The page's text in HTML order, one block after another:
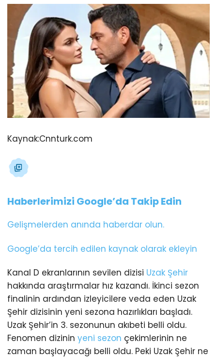
Kaynak:Cnnturk.com
Haberlerimizi Google’da Takip Edin
Gelişmelerden anında haberdar olun.
Google’da tercih edilen kaynak olarak ekleyin
Kanal D ekranlarının sevilen dizisi Uzak Şehir
hakkında araştırmalar hız kazandı. İkinci sezon
finalinin ardından izleyicilere veda eden Uzak
Şehir dizisinin yeni sezona hazırlıkları başladı.
Uzak Şehir’in 3. sezonunun akıbeti belli oldu.
Fenomen dizinin yeni sezon çekimlerinin ne
zaman başlayacağı belli oldu. Peki Uzak Şehir ne